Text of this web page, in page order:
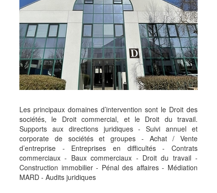
Les principaux domaines d’intervention sont le Droit des
sociétés, le Droit commercial, et le Droit du travail.
Supports aux directions juridiques - Suivi annuel et
corporate de sociétés et groupes - Achat / Vente
d’entreprise - Entreprises en difficultés - Contrats
commerciaux - Baux commerciaux - Droit du travail -
Construction immobilier - Pénal des affaires - Médiation
MARD - Audits juridiques